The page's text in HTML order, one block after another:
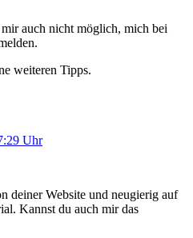
auch nicht möglich, mich bei
weiteren Tipps.
Uhr
deiner Website und neugierig auf
Kannst du auch mir das